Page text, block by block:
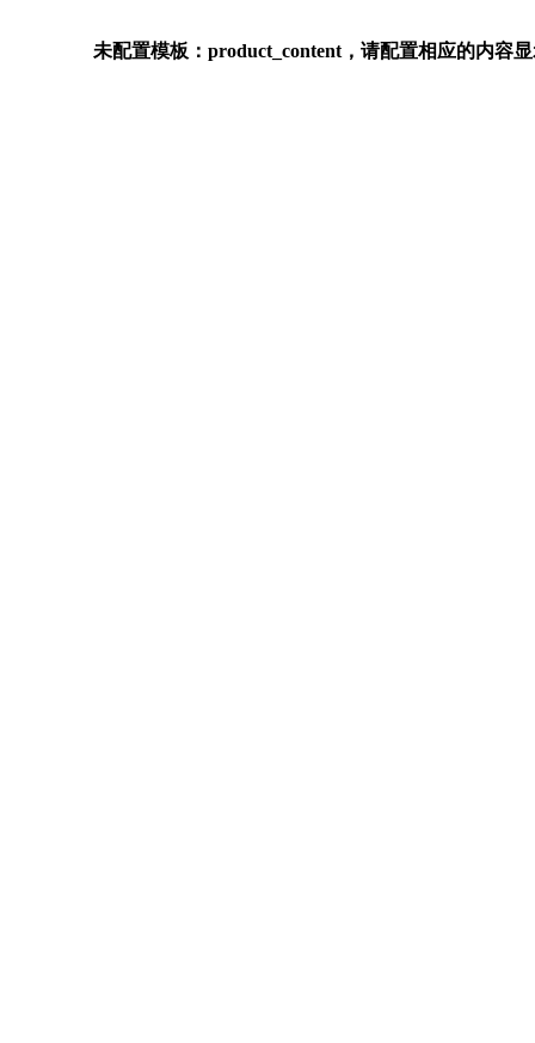
未配置模板：product_content，请配置相应的内容